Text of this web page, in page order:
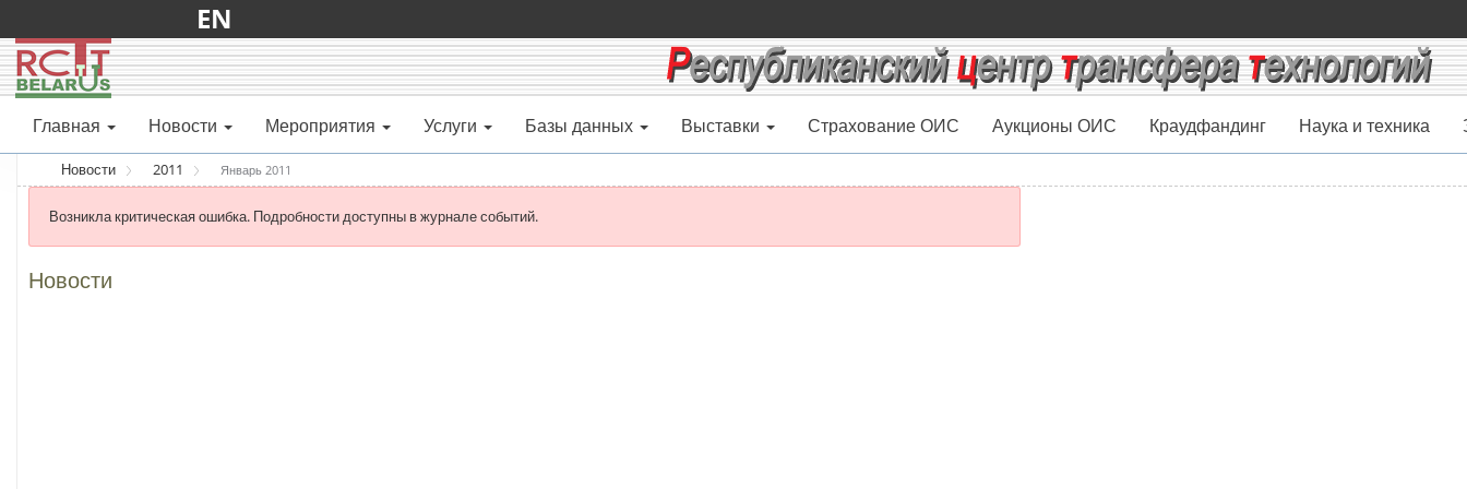
EN
Главная Новости Мероприятия Услуги Базы данных Выставки Страхование ОИС Аукционы ОИС Краудфандинг Наука и техника
Новости 2011 Январь 2011
Возникла критическая ошибка. Подробности доступны в журнале событий.
Новости